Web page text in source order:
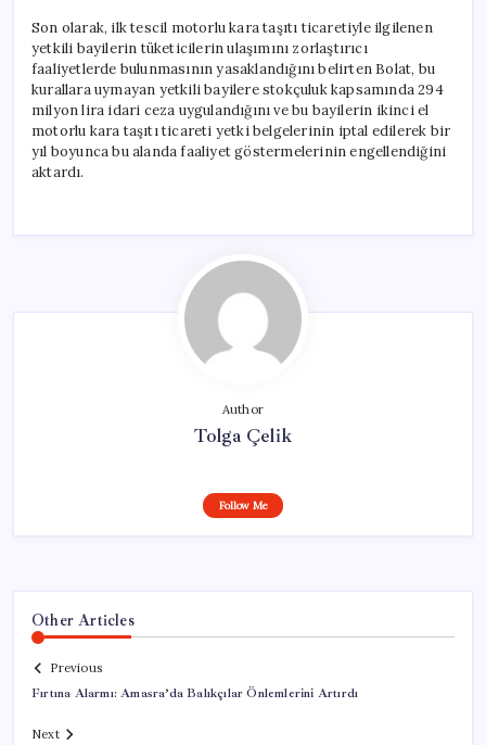
Son olarak, ilk tescil motorlu kara taşıtı ticaretiyle ilgilenen
yetkili bayilerin tüketicilerin ulaşımını zorlaştırıcı
faaliyetlerde bulunmasının yasaklandığını belirten Bolat, bu
kurallara uymayan yetkili bayilere stokçuluk kapsamında 294
milyon lira idari ceza uygulandığını ve bu bayilerin ikinci el
motorlu kara taşıtı ticareti yetki belgelerinin iptal edilerek bir
yıl boyunca bu alanda faaliyet göstermelerinin engellendiğini
aktardı.
Author
Tolga Çelik
Follow Me
Other Articles
Previous
Fırtına Alarmı: Amasra’da Balıkçılar Önlemlerini Artırdı
Next